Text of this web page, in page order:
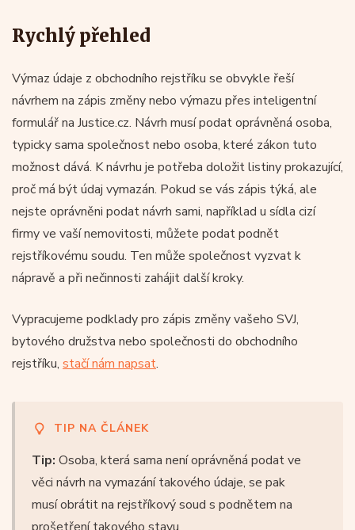
Rychlý přehled
Výmaz údaje z obchodního rejstříku se obvykle řeší
návrhem na zápis změny nebo výmazu přes inteligentní
formulář na Justice.cz. Návrh musí podat oprávněná osoba,
typicky sama společnost nebo osoba, které zákon tuto
možnost dává. K návrhu je potřeba doložit listiny prokazující,
proč má být údaj vymazán. Pokud se vás zápis týká, ale
nejste oprávněni podat návrh sami, například u sídla cizí
firmy ve vaší nemovitosti, můžete podat podnět
rejstříkovému soudu. Ten může společnost vyzvat k
nápravě a při nečinnosti zahájit další kroky.
Vypracujeme podklady pro zápis změny vašeho SVJ,
bytového družstva nebo společnosti do obchodního
rejstříku, stačí nám napsat.
TIP NA ČLÁNEK
Tip: Osoba, která sama není oprávněná podat ve
věci návrh na vymazání takového údaje, se pak
musí obrátit na rejstříkový soud s podnětem na
prošetření takového stavu.